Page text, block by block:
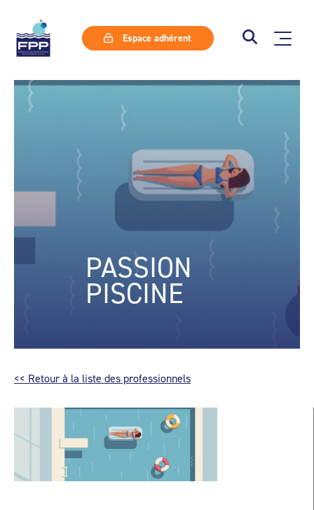
Espace adhérent
PASSION
PISCINE
<< Retour à la liste des professionnels